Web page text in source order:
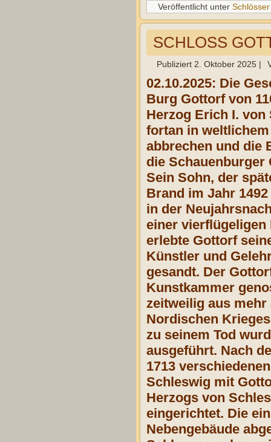
Veröffentlicht unter Schlösser
SCHLOSS
Publiziert 2. Oktober 2025 |
02.10.2025: Die
Burg Gottorf von
Herzog Erich I.
fortan in
abbrechen und die
die Schauenburger
Sein Sohn, der
Brand im Jahr
in der
einer vierflügeligen
erlebte Gottorf
Künstler und
gesandt. Der
Kunstkammer
zeitweilig aus mehr
Nordischen
zu seinem Tod
ausgeführt. Nach
1713
Schleswig mit
Herzogs von
eingerichtet. Die
Nebengebäude